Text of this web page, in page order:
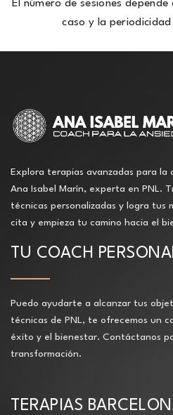
El número de sesiones
caso y la periodicidad
Explora terapias avanzadas para la
Ana Isabel Marín, experta en PNL.
técnicas personalizadas y logra tus
cita y empieza tu camino hacia el
TU COACH
Puedo ayudarte a alcanzar tus
técnicas de PNL, te ofrecemos un
éxito y el bienestar. Contáctanos
transformación.
TERAPIAS